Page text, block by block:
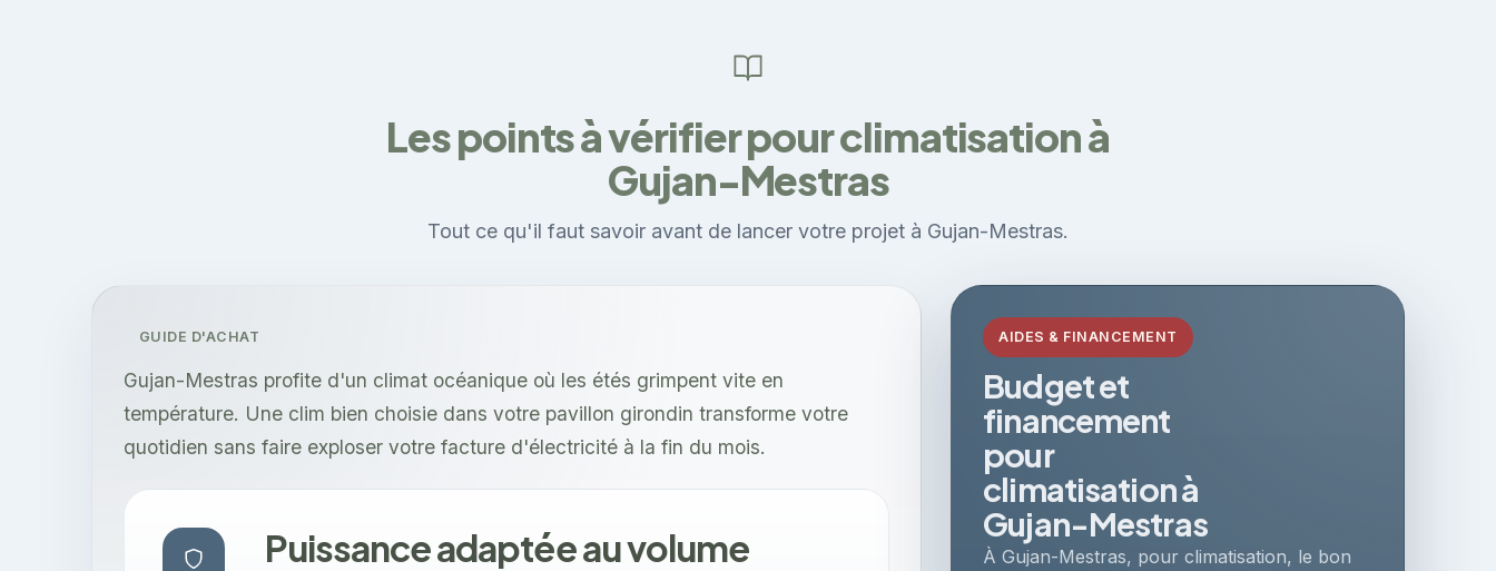
Les points à vérifier pour climatisation à
Gujan-Mestras
Tout ce qu'il faut savoir avant de lancer votre projet à Gujan-Mestras.
GUIDE D'ACHAT
Gujan-Mestras profite d'un climat océanique où les étés grimpent vite en
température. Une clim bien choisie dans votre pavillon girondin transforme votre
quotidien sans faire exploser votre facture d'électricité à la fin du mois.
Puissance adaptée au volume
AIDES & FINANCEMENT
Budget et
financement
pour
climatisation à
Gujan-Mestras
À Gujan-Mestras, pour climatisation, le bon